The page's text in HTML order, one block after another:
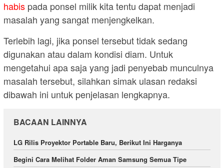
habis pada ponsel milik kita tentu dapat menjadi
masalah yang sangat menjengkelkan.
Terlebih lagi, jika ponsel tersebut tidak sedang
digunakan atau dalam kondisi diam. Untuk
mengetahui apa saja yang jadi penyebab munculnya
masalah tersebut, silahkan simak ulasan redaksi
dibawah ini untuk penjelasan lengkapnya.
BACAAN LAINNYA
LG Rilis Proyektor Portable Baru, Berikut Ini Harganya
Begini Cara Melihat Folder Aman Samsung Semua Tipe